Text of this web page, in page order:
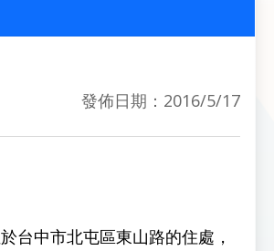
發佈日期：2016/5/17
台中市北屯區東山路的住處，